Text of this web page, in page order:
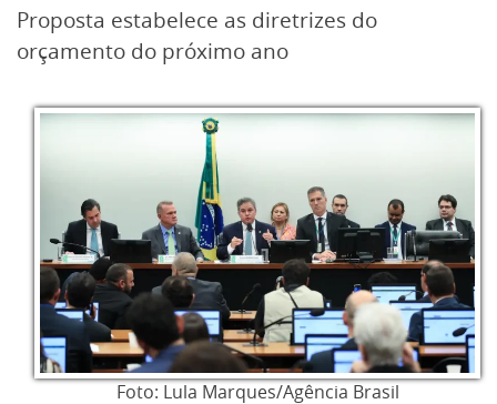
Proposta estabelece as diretrizes do
orçamento do próximo ano
Foto: Lula Marques/Agência Brasil